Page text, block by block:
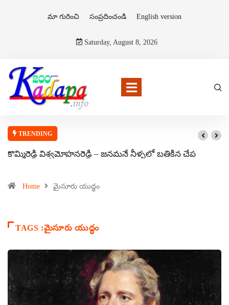
మా గురించి సంప్రదించండి English version
Saturday, August 8, 2026
TRENDING
కొమ్మిరెడ్డి విశ్వమోహనరెడ్డి – జనమనే నీళ్ళలో బతికిన చేప
Home మైసూరు యుద్ధం
TAGS :మైసూరు యుద్ధం